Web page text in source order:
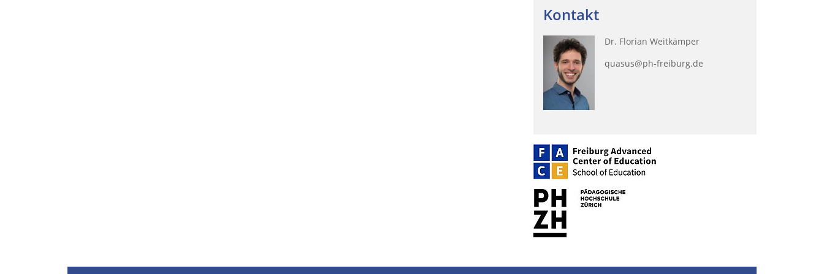
Kontakt
Dr. Florian Weitkämper
quasus@ph-freiburg.de